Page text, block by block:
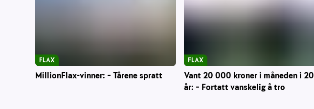
MillionFlax-vinner: – Tårene spratt
FLAX
Vant 20 000 kroner i måneden i 20
år: – Fortatt vanskelig å tro
FLAX